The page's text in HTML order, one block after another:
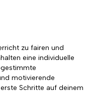
zu fairen und
eine individuelle
motivierende
Schritte auf deinem